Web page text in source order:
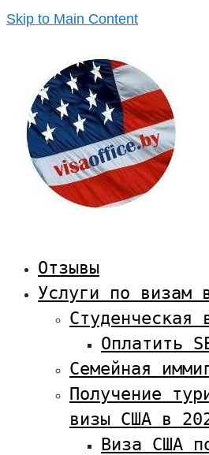
Skip to Main Content
Отзывы
Услуги по визам
Студенческая
Оплатить
Семейная
Получение
визы США в
Виза США